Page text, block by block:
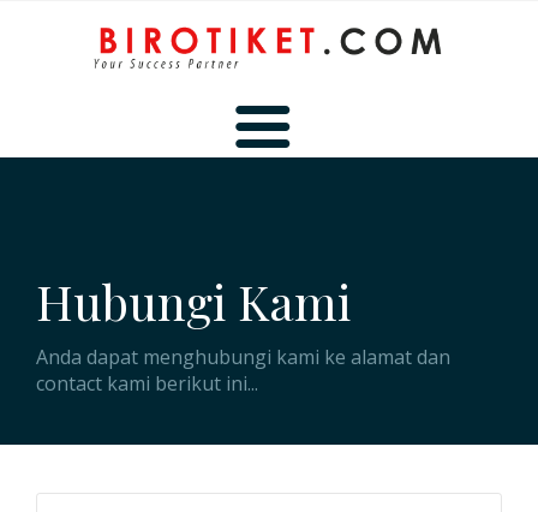
TENTANG KAMI
Hubungi Kami
Anda dapat menghubungi kami ke alamat dan
contact kami berikut ini...